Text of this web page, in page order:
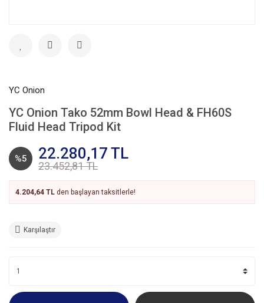
YC Onion
YC Onion Tako 52mm Bowl Head & FH60S
Fluid Head Tripod Kit
%5 22.280,17 TL
23.452,81 TL
4.204,64 TL den başlayan taksitlerle!
Karşılaştır